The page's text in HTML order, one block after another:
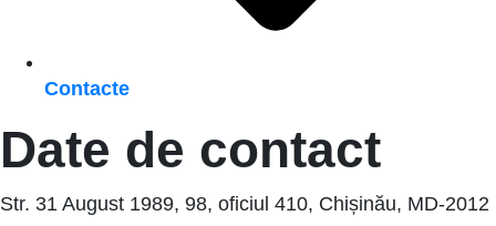
Contacte
Date de contact
Str. 31 August 1989, 98, oficiul 410, Chișinău, MD-2012